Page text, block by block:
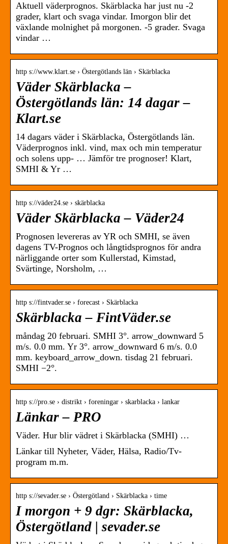
Aktuell väderprognos. Skärblacka har just nu -2
grader, klart och svaga vindar. Imorgon blir det
växlande molnighet på morgonen. -5 grader. Svaga
vindar …
http s://www.klart.se › Östergötlands län › Skärblacka
Väder Skärblacka –
Östergötlands län: 14 dagar –
Klart.se
14 dagars väder i Skärblacka, Östergötlands län.
Väderprognos inkl. vind, max och min temperatur
och solens upp- … Jämför tre prognoser! Klart,
SMHI & Yr …
http s://väder24.se › skärblacka
Väder Skärblacka – Väder24
Prognosen levereras av YR och SMHI, se även
dagens TV-Prognos och långtidsprognos för andra
närliggande orter som Kullerstad, Kimstad,
Svärtinge, Norsholm, …
http s://fintvader.se › forecast › Skärblacka
Skärblacka – FintVäder.se
måndag 20 februari. SMHI 3°. arrow_downward 5
m/s. 0.0 mm. Yr 3°. arrow_downward 6 m/s. 0.0
mm. keyboard_arrow_down. tisdag 21 februari.
SMHI −2°.
http s://pro.se › distrikt › foreningar › skarblacka › lankar
Länkar – PRO
Väder. Hur blir vädret i Skärblacka (SMHI) …
Länkar till Nyheter, Väder, Hälsa, Radio/Tv-
program m.m.
http s://sevader.se › Östergötland › Skärblacka › time
I morgon + 9 dgr: Skärblacka,
Östergötland | sevader.se